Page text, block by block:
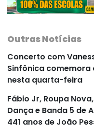
Outras Notícias
Concerto com
Sinfônica comemora
nesta quarta-feira
Fábio Jr, Roupa
Dança e Banda 5 de
441 anos de João